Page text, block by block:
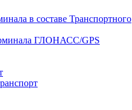
в составе Транспортного
ГЛОНАСС/GPS